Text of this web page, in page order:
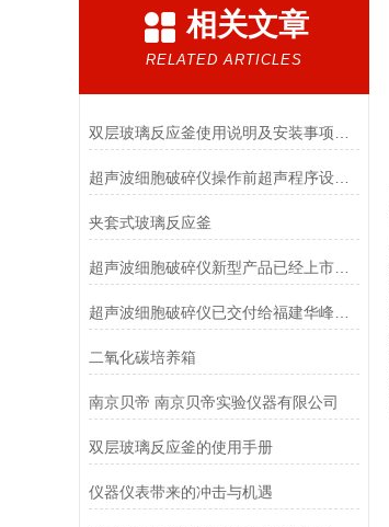
相关文章
RELATED ARTICLES
超声波细胞破碎仪操作前超声程序设定方法
夹套式玻璃反应釜
超声波细胞破碎仪新型产品已经上市销售
二氧化碳培养箱
南京贝帝 南京贝帝实验仪器有限公司
双层玻璃反应釜的使用手册
仪器仪表带来的冲击与机遇